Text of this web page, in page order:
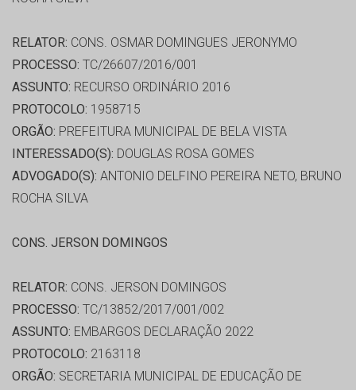
RELATOR: CONS. OSMAR DOMINGUES JERONYMO
PROCESSO: TC/26607/2016/001
ASSUNTO: RECURSO ORDINÁRIO 2016
PROTOCOLO: 1958715
ORGÃO: PREFEITURA MUNICIPAL DE BELA VISTA
INTERESSADO(S): DOUGLAS ROSA GOMES
ADVOGADO(S): ANTONIO DELFINO PEREIRA NETO, BRUNO
ROCHA SILVA
CONS. JERSON DOMINGOS
RELATOR: CONS. JERSON DOMINGOS
PROCESSO: TC/13852/2017/001/002
ASSUNTO: EMBARGOS DECLARAÇÃO 2022
PROTOCOLO: 2163118
ORGÃO: SECRETARIA MUNICIPAL DE EDUCAÇÃO DE